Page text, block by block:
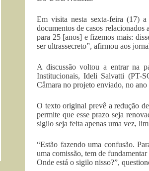
Em visita nesta sexta-feira (17)
documentos de casos
para 25 [anos] e fizemos mais:
ser ultrassecreto”, afirmou aos
A discussão voltou a entrar na
Institucionais, Ideli Salvatti (PT-
Câmara no projeto enviado, no
O texto original prevê a redução
permite que esse prazo seja
sigilo seja feita apenas uma vez,
“Estão fazendo uma confusão.
uma comissão, tem de
Onde está o sigilo nisso?”,